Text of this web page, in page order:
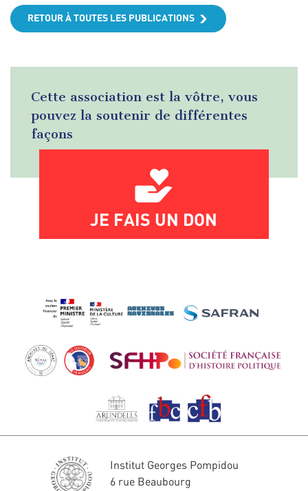
RETOUR À TOUTES LES PUBLICATIONS
Cette association est la vôtre, vous
pouvez la soutenir de différentes
façons
JE FAIS UN DON
Institut Georges Pompidou
6 rue Beaubourg